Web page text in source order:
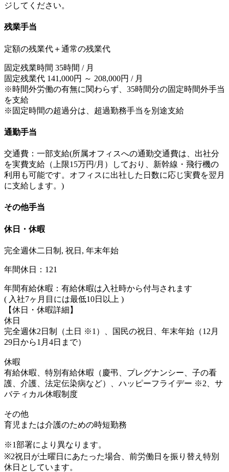
ジしてください。
残業手当
定額の残業代＋通常の残業代
固定残業時間 35時間 / 月
固定残業代 141,000円 ～ 208,000円 / 月
※時間外労働の有無に関わらず、35時間分の固定時間外手当
を支給
※固定時間の超過分は、超過勤務手当を別途支給
通勤手当
交通費：一部支給(所属オフィスへの通勤交通費は、出社分
を実費支給（上限15万円/月）しており、新幹線・飛行機の
利用も可能です。オフィスに出社した日数に応じ実費を翌月
に支給します。)
その他手当
休日・休暇
完全週休二日制, 祝日, 年末年始
年間休日：121
年間有給休暇：有給休暇は入社時から付与されます
( 入社7ヶ月目には最低10日以上 )
【休日・休暇詳細】
休日
完全週休2日制（土日 ※1）、国民の祝日、年末年始（12月
29日から1月4日まで）
休暇
有給休暇、特別有給休暇（慶弔、プレグナンシー、子の看
護、介護、法定伝染病など）、ハッピーフライデー ※2、サ
バティカル休暇制度
その他
育児または介護のための時短勤務
※1部署により異なります。
※2祝日が土曜日にあたった場合、前労働日を振り替え特別
休日としています。